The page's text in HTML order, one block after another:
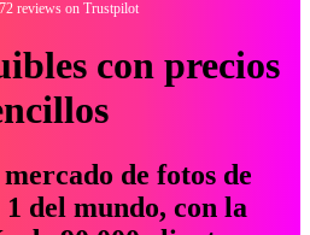
reviews on Trustpilot
con precios
de fotos de
del mundo, con la